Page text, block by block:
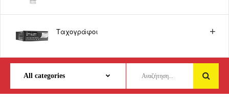
Ταχογράφοι